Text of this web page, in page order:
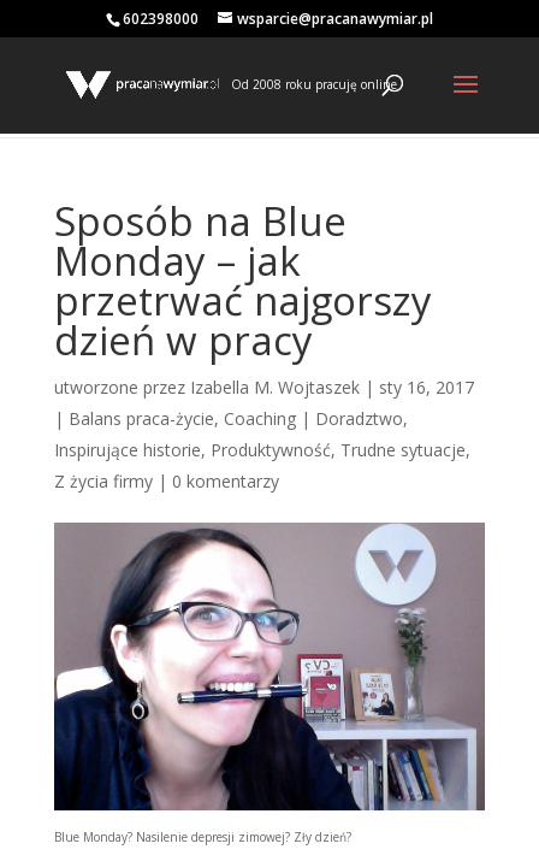
602398000 wsparcie@pracanawymiar.pl
Od 2008 roku pracuję online
Sposób na Blue
Monday – jak
przetrwać najgorszy
dzień w pracy
utworzone przez Izabella M. Wojtaszek| sty 16, 2017
| Balans praca-życie, Coaching | Doradztwo,
Inspirujące historie, Produktywność, Trudne sytuacje,
Z życia firmy| 0 komentarzy
Blue Monday? Nasilenie depresji zimowej? Zły dzień?